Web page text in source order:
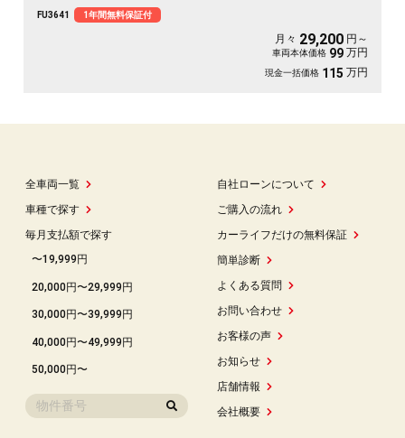
テリアをトータルコーディネートしたカスタムカー「ライダー」💎🌈🚗車検２年
FU3641 1年間無料保証付
月々 29,200 円～
車両本体価格 99 万円
現金一括価格 115 万円
全車両一覧
車種で探す
毎月支払額で探す
〜19,999円
20,000円〜29,999円
30,000円〜39,999円
40,000円〜49,999円
50,000円〜
自社ローンについて
ご購入の流れ
カーライフだけの無料保証
簡単診断
よくある質問
お問い合わせ
お客様の声
お知らせ
店舗情報
会社概要